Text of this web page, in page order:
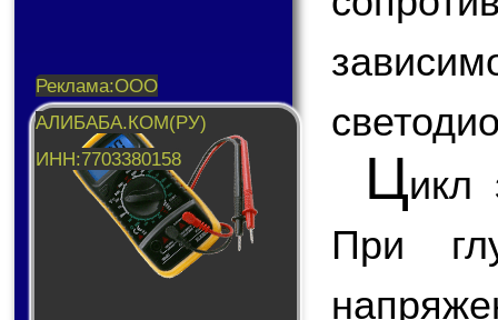
Цикл
При